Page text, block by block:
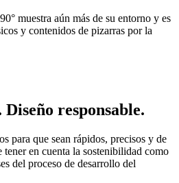
muestra aún más de su entorno y es
y contenidos de pizarras por la
responsable.
para que sean rápidos, precisos y de
en cuenta la sostenibilidad como
del proceso de desarrollo del